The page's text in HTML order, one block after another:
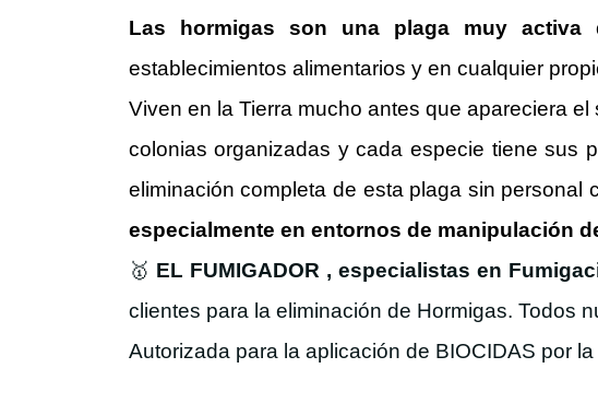
Las hormigas son una plaga muy
establecimientos alimentarios y en cualquier
Viven en la Tierra mucho antes que apareciera
colonias organizadas y cada especie tiene sus
eliminación completa de esta plaga sin personal
especialmente en entornos de manipulación
🥇 EL FUMIGADOR , especialistas en
clientes para la eliminación de Hormigas. Todos
Autorizada para la aplicación de BIOCIDAS por